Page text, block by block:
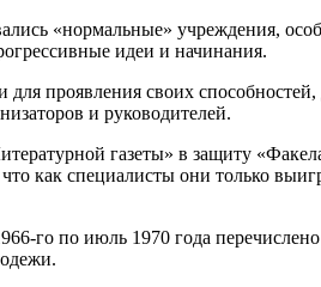
«нормальные» учреждения,
идеи и начинания.
проявления своих способностей,
и руководителей.
газеты» в защиту
как специалисты они только
го по июль 1970 года